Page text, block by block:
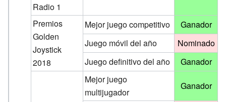
Radio 1
Premios
Golden
Joystick
2018
Mejor juego competitivo
Ganador
Juego móvil del año
Nominado
Juego definitivo del año
Ganador
Mejor juego
multijugador
Ganador